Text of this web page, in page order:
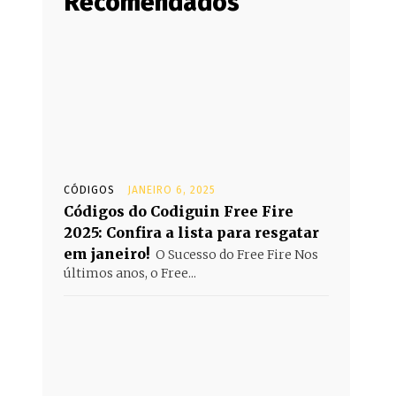
CÓDIGOS JANEIRO 6, 2025
Códigos do Codiguin Free Fire
2025: Confira a lista para resgatar
em janeiro! O Sucesso do Free Fire Nos
últimos anos, o Free...